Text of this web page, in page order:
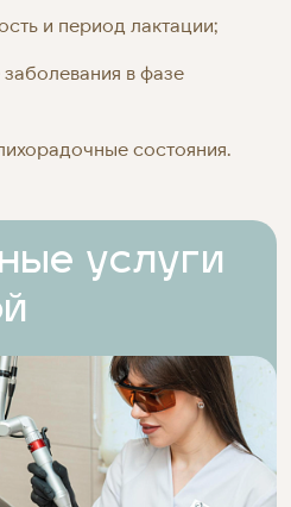
и период лактации;
в фазе
состояния.
услуги